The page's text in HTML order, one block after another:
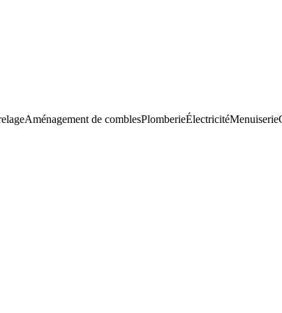
Aménagement de comblesPlomberieÉlectricitéMenuiserie